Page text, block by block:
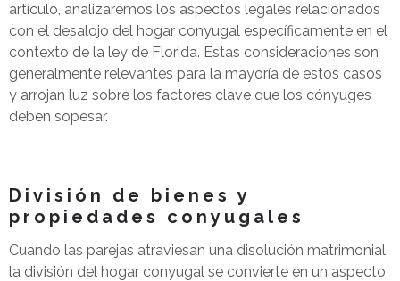
artículo, analizaremos los aspectos legales relacionados
con el desalojo del hogar conyugal específicamente en el
contexto de la ley de Florida. Estas consideraciones son
generalmente relevantes para la mayoría de estos casos
y arrojan luz sobre los factores clave que los cónyuges
deben sopesar.
División de bienes y
propiedades conyugales
Cuando las parejas atraviesan una disolución matrimonial,
la división del hogar conyugal se convierte en un aspecto